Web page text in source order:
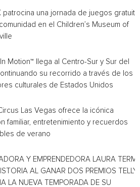
patrocina una jornada de juegos gratuita
en el Children’s Museum of
Motion™ llega al Centro-Sur y Sur del
su recorrido a través de los
culturales de Estados Unidos
Las Vegas ofrece la icónica
familiar, entretenimiento y recuerdos
de verano
Y EMPRENDEDORA LAURA
AL GANAR DOS PREMIOS TELLY
LA NUEVA TEMPORADA DE SU